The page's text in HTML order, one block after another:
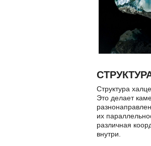
Структура
Это делает
их
различная
внутри.